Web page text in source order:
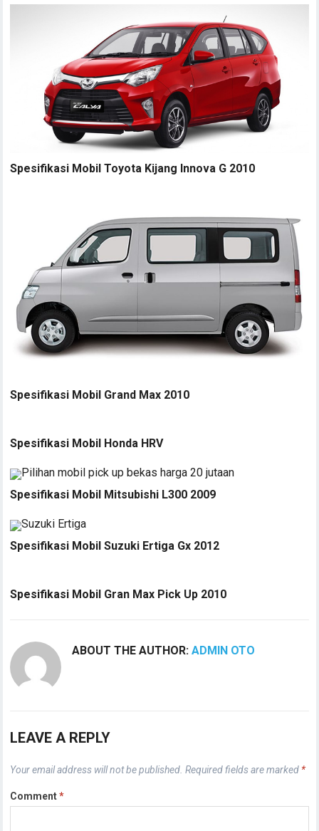
Spesifikasi Mobil Toyota Kijang Innova G 2010
Spesifikasi Mobil Grand Max 2010
Spesifikasi Mobil Honda HRV
Spesifikasi Mobil Mitsubishi L300 2009
Spesifikasi Mobil Suzuki Ertiga Gx 2012
Spesifikasi Mobil Gran Max Pick Up 2010
ABOUT THE AUTHOR:ADMIN OTO
LEAVE A REPLY
Your email address will not be published. Required fields are marked *
Comment*